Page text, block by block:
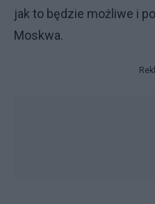
jak to będzie możliwe i
Moskwa.